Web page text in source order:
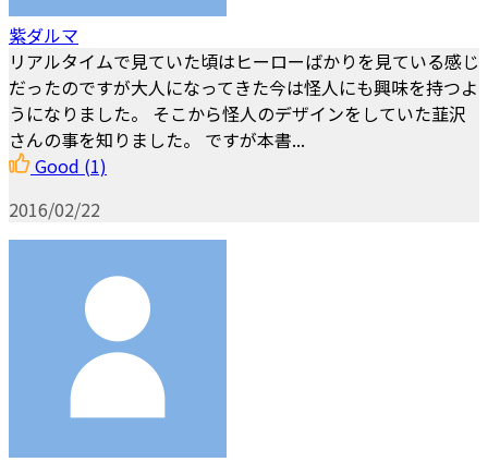
紫ダルマ
リアルタイムで見ていた頃はヒーローばかりを見ている感じ
だったのですが大人になってきた今は怪人にも興味を持つよ
うになりました。 そこから怪人のデザインをしていた韮沢
さんの事を知りました。 ですが本書...
Good (1)
2016/02/22